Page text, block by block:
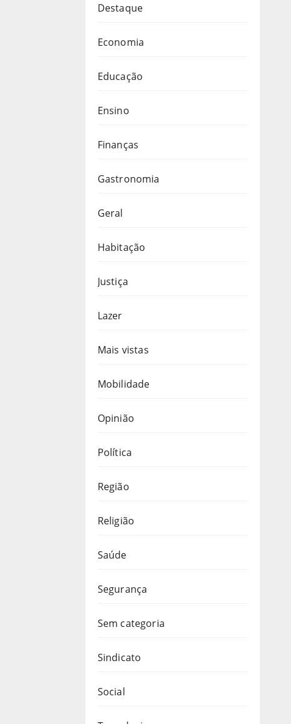
Destaque
Economia
Educação
Ensino
Finanças
Gastronomia
Geral
Habitação
Justiça
Lazer
Mais vistas
Mobilidade
Opinião
Política
Região
Religião
Saúde
Segurança
Sem categoria
Sindicato
Social